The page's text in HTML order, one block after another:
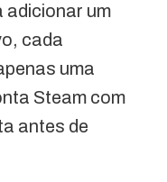
adicionar um
cada
uma
Steam com
antes de